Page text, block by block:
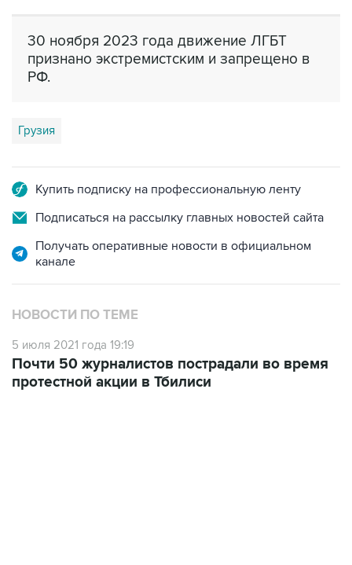
30 ноября 2023 года движение ЛГБТ
признано экстремистским и запрещено в
РФ.
Грузия
Купить подписку на профессиональную ленту
Подписаться на рассылку главных новостей сайта
Получать оперативные новости в официальном
канале
НОВОСТИ ПО ТЕМЕ
5 июля 2021 года 19:19
Почти 50 журналистов пострадали во время
протестной акции в Тбилиси